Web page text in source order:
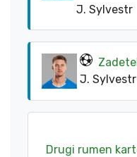
J. Sylvestr
J. Sylvestr
Drugi rumen